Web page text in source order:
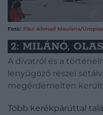
Fotó: Fikri Ahmad Maulana/
2: MILÁNÓ,
A divatról és a
lenyűgöző részei
megérdemelten került
Több kerékpárúttal